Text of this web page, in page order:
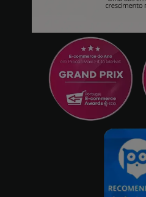
preguiçoso - 12GB/
HIJOS DE JUAN
Não selado, em
funcionava
deveria ter sido
digo que a
problemas, tudo OK. -